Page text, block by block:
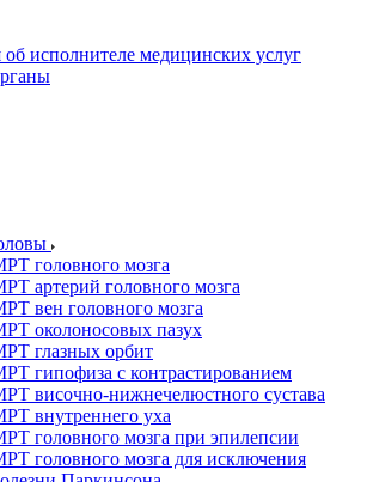
исполнителе медицинских услуг
головного мозга
артерий головного мозга
вен головного мозга
околоносовых пазух
глазных орбит
гипофиза с контрастированием
височно-нижнечелюстного сустава
внутреннего уха
головного мозга при эпилепсии
головного мозга для исключения